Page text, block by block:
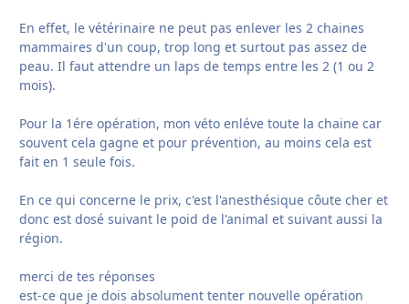
En effet, le vétérinaire ne peut pas enlever les 2 chaines
mammaires d'un coup, trop long et surtout pas assez de
peau. Il faut attendre un laps de temps entre les 2 (1 ou 2
mois).
Pour la 1ére opération, mon véto enléve toute la chaine car
souvent cela gagne et pour prévention, au moins cela est
fait en 1 seule fois.
En ce qui concerne le prix, c'est l'anesthésique côute cher et
donc est dosé suivant le poid de l'animal et suivant aussi la
région.
merci de tes réponses
est-ce que je dois absolument tenter nouvelle opération